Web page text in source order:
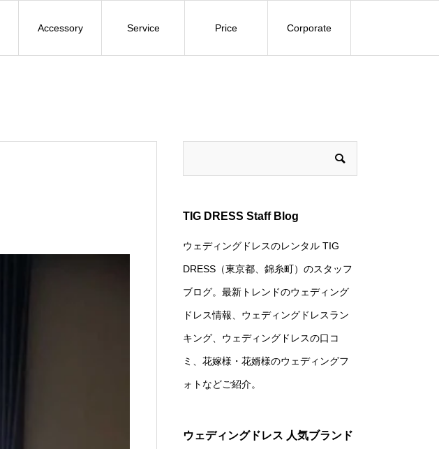
Accessory Service Price Corporate
TIG DRESS Staff Blog
ウェディングドレスのレンタル TIG
DRESS（東京都、錦糸町）のスタッフ
ブログ。最新トレンドのウェディング
ドレス情報、ウェディングドレスラン
キング、ウェディングドレスの口コ
ミ、花嫁様・花婿様のウェディングフ
ォトなどご紹介。
ウェディングドレス 人気ブランド